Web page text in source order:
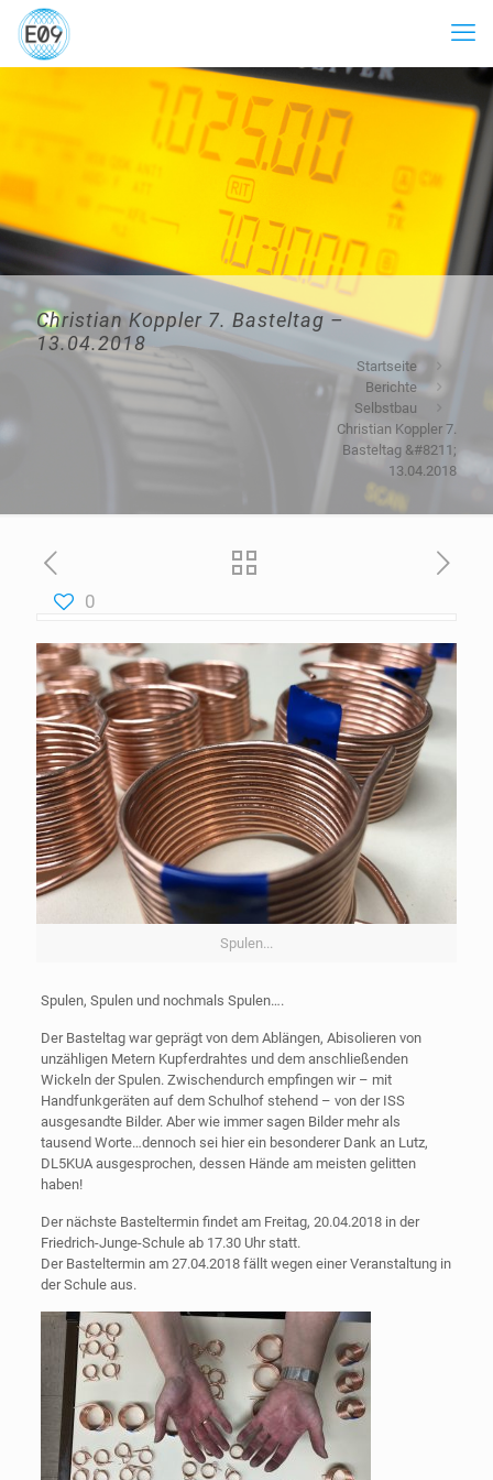
Christian Koppler 7. Basteltag –
13.04.2018
Startseite
Berichte
Selbstbau
Christian Koppler 7.
Basteltag &#8211;
13.04.2018
0
Spulen...
Spulen, Spulen und nochmals Spulen….
Der Basteltag war geprägt von dem Ablängen, Abisolieren von
unzähligen Metern Kupferdrahtes und dem anschließenden
Wickeln der Spulen. Zwischendurch empfingen wir – mit
Handfunkgeräten auf dem Schulhof stehend – von der ISS
ausgesandte Bilder. Aber wie immer sagen Bilder mehr als
tausend Worte…dennoch sei hier ein besonderer Dank an Lutz,
DL5KUA ausgesprochen, dessen Hände am meisten gelitten
haben!
Der nächste Basteltermin findet am Freitag, 20.04.2018 in der
Friedrich-Junge-Schule ab 17.30 Uhr statt.
Der Basteltermin am 27.04.2018 fällt wegen einer Veranstaltung in
der Schule aus.